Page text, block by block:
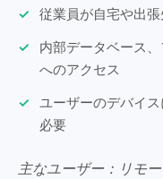
従業員が自宅や出
内部データベース
へのアクセス
ユーザーのデバイ
必要
主なユーザー：リモ